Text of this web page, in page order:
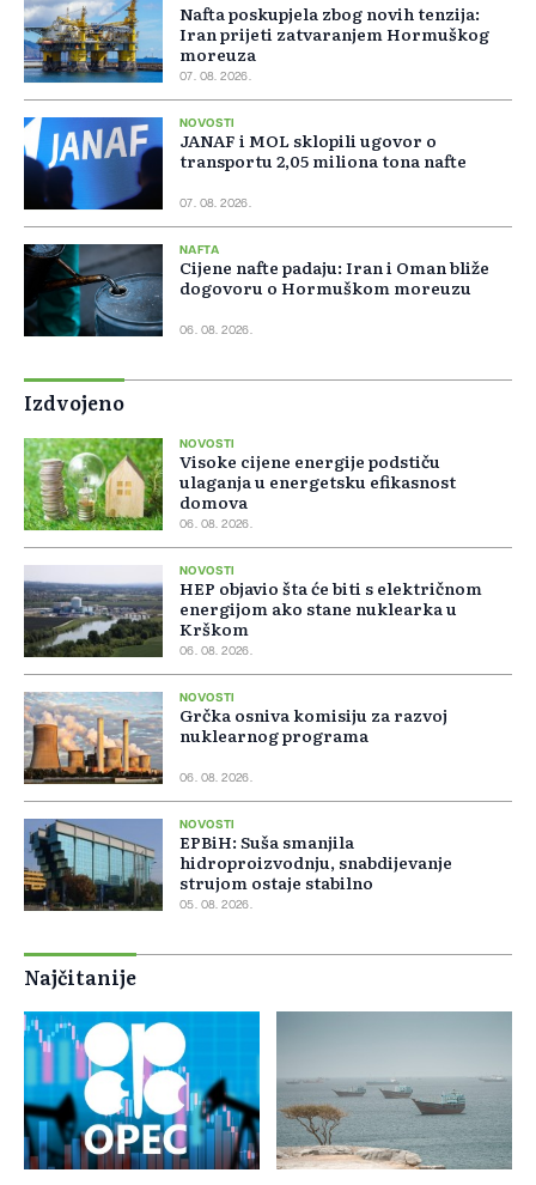
Nafta poskupjela zbog novih tenzija:
Iran prijeti zatvaranjem Hormuškog
moreuza
07. 08. 2026.
NOVOSTI
JANAF i MOL sklopili ugovor o
transportu 2,05 miliona tona nafte
07. 08. 2026.
NAFTA
Cijene nafte padaju: Iran i Oman bliže
dogovoru o Hormuškom moreuzu
06. 08. 2026.
Izdvojeno
NOVOSTI
Visoke cijene energije podstiču
ulaganja u energetsku efikasnost
domova
06. 08. 2026.
NOVOSTI
HEP objavio šta će biti s električnom
energijom ako stane nuklearka u
Krškom
06. 08. 2026.
NOVOSTI
Grčka osniva komisiju za razvoj
nuklearnog programa
06. 08. 2026.
NOVOSTI
EPBiH: Suša smanjila
hidroproizvodnju, snabdijevanje
strujom ostaje stabilno
05. 08. 2026.
Najčitanije